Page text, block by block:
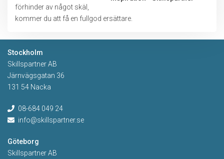
förhinder av något skäl,
kommer du att få en fullgod ersättare.
Stockholm
Skillspartner AB
Järnvägsgatan 36
131 54 Nacka
08-684 049 24
info@skillspartner.se
Göteborg
Skillspartner AB